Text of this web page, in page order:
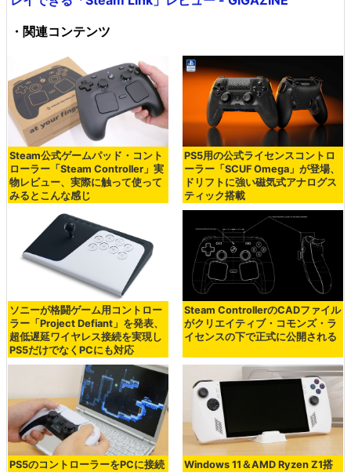
・関連コンテンツ
Steam公式ゲームパッド・コント
ローラー「Steam Controller」実
物レビュー、実際に触って使って
みるとこんな感じ
PS5用の公式ライセンスコントロ
ーラー「SCUF Omega」が登場、
ドリフトに強い磁気式アナログス
ティック搭載
ソニーが格闘ゲーム用コントロー
ラー「Project Defiant」を発表、
超低遅延ワイヤレス接続を実現し
PS5だけでなくPCにも対応
Steam ControllerのCADファイル
がクリエイティブ・コモンズ・ラ
イセンスの下で正式に公開される
PS5のコントローラーをPCに接続
Windows 11＆AMD Ryzen Z1搭